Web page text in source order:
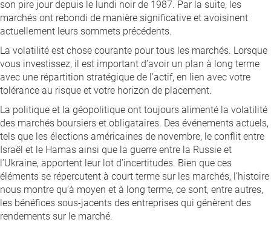
son pire jour depuis le lundi noir de 1987. Par la suite, les
marchés ont rebondi de manière significative et avoisinent
actuellement leurs sommets précédents.
La volatilité est chose courante pour tous les marchés. Lorsque
vous investissez, il est important d’avoir un plan à long terme
avec une répartition stratégique de l’actif, en lien avec votre
tolérance au risque et votre horizon de placement.
La politique et la géopolitique ont toujours alimenté la volatilité
des marchés boursiers et obligataires. Des événements actuels,
tels que les élections américaines de novembre, le conflit entre
Israël et le Hamas ainsi que la guerre entre la Russie et
l’Ukraine, apportent leur lot d’incertitudes. Bien que ces
éléments se répercutent à court terme sur les marchés, l’histoire
nous montre qu’à moyen et à long terme, ce sont, entre autres,
les bénéfices sous-jacents des entreprises qui génèrent des
rendements sur le marché.